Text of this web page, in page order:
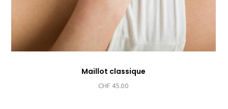
Maillot classique
CHF 45.00